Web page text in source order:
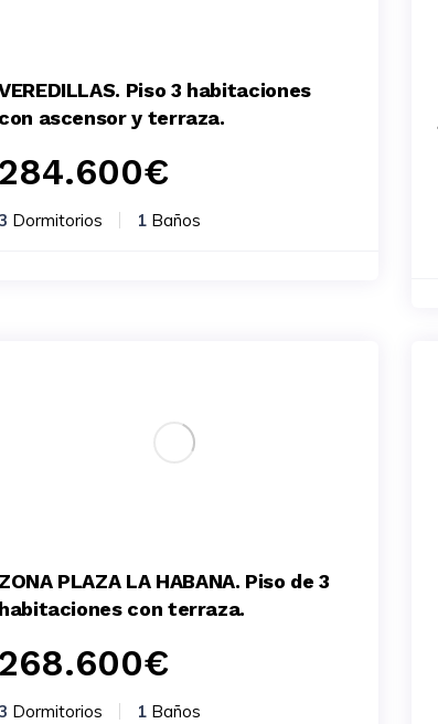
Piso 3 habitaciones
con ascensor y terraza.
284.600€
3 Dormitorios 1 Baños
ZONA PLAZA LA HABANA. Piso de 3
habitaciones con terraza.
268.600€
3 Dormitorios 1 Baños